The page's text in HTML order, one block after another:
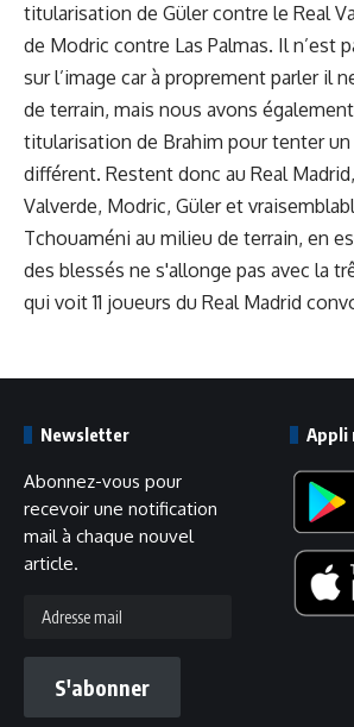
titularisation de Güler contre le Real
de Modric contre Las Palmas. Il n’est
sur l’image car à proprement parler il
de terrain, mais nous avons
titularisation de Brahim pour tenter
différent. Restent donc au Real
Valverde, Modric, Güler et
Tchouaméni au milieu de terrain, en
des blessés ne s'allonge pas avec la
qui voit11 joueurs du Real Madrid
Newsletter
Abonnez-vous pour
recevoir une notification
mail à chaque nouvel
article.
mail
S'abonner
Appli